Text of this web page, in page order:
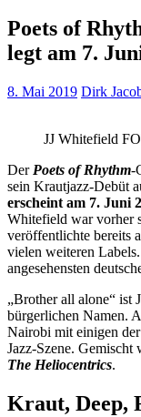
Poets of
legt am 7.
8. Mai 2019 Dirk
JJ Whitefield
Der Poets of Rhythm-
sein Krautjazz-Debüt
erscheint am 7. Juni
Whitefield war vorher
veröffentlichte bereits
vielen weiteren
angesehensten
„Brother all alone“ ist
bürgerlichen Namen.
Nairobi mit einigen
Jazz-Szene.
The Heliocentrics.
Kraut, Deep,